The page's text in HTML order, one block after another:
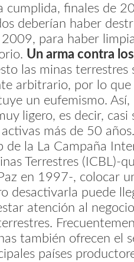
cumplida, finales de
deberían haber
2009, para haber
Un arma contra
las minas terrestres
arbitrario, por lo
un eufemismo.
ligero, es decir, casi
más de 50
de la La Campaña
Terrestres (ICBL)-
en 1997-, colocar
desactivarla puede
atención al
también ofrecen el
países